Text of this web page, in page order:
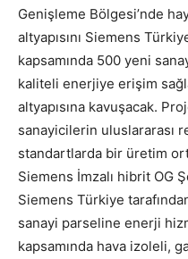
Genişleme Bölgesi’nde
altyapısını Siemens
kapsamında 500 yeni
kaliteli enerjiye erişim
altyapısına kavuşacak.
sanayicilerin uluslararası
standartlarda bir üretim
Siemens İmzalı hibrit OG
Siemens Türkiye
sanayi parseline enerji
kapsamında hava izoleli,